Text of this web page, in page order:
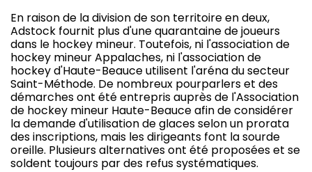
En raison de la division de son territoire en deux,
Adstock fournit plus d'une quarantaine de joueurs
dans le hockey mineur. Toutefois, ni l'association de
hockey mineur Appalaches, ni l'association de
hockey d'Haute-Beauce utilisent l'aréna du secteur
Saint-Méthode. De nombreux pourparlers et des
démarches ont été entrepris auprès de l'Association
de hockey mineur Haute-Beauce afin de considérer
la demande d'utilisation de glaces selon un prorata
des inscriptions, mais les dirigeants font la sourde
oreille. Plusieurs alternatives ont été proposées et se
soldent toujours par des refus systématiques.